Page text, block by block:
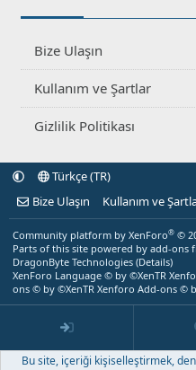
Bize Ulaşın
Kullanım ve Şartlar
Gizlilik Politikası
Türkçe (TR)
Bize Ulaşın
Kullanım ve
Community platform by XenForo® ©
Parts of this site powered by add-ons
DragonByte Technologies (Details)
XenForo Language © by ©XenTR
ons © by ©XenTR Xenforo Add-ons ©
Bu site, içeriği kişiselleştirmek,